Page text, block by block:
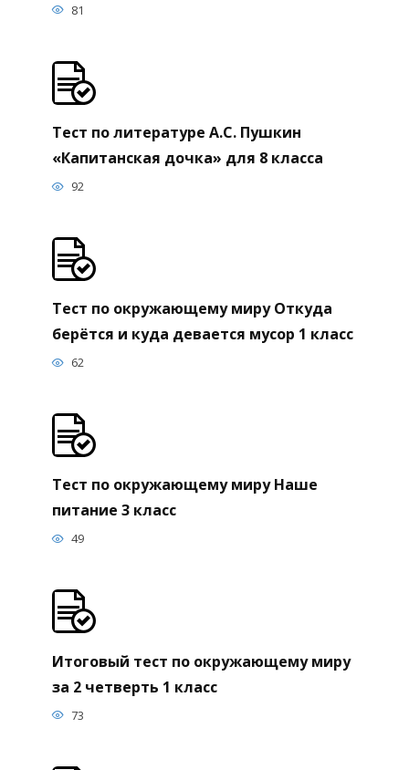
81
Тест по литературе А.С. Пушкин
«Капитанская дочка» для 8 класса
92
Тест по окружающему миру Откуда
берётся и куда девается мусор 1 класс
62
Тест по окружающему миру Наше
питание 3 класс
49
Итоговый тест по окружающему миру
за 2 четверть 1 класс
73